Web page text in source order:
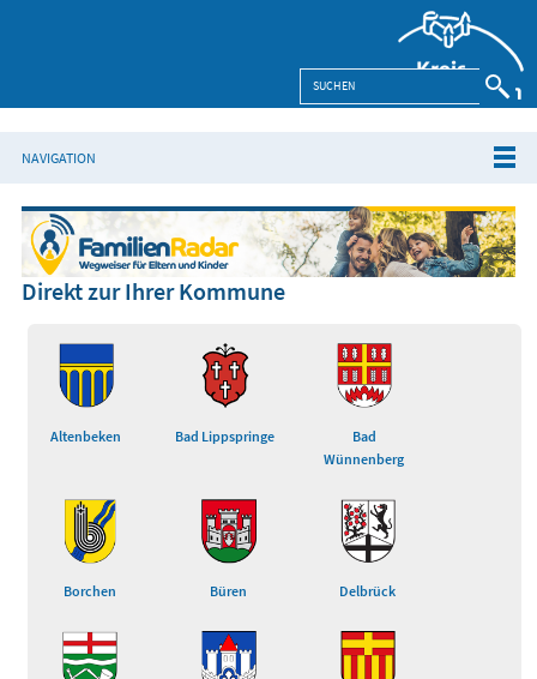
NAVIGATION
Direkt zur Ihrer Kommune
Altenbeken Bad Lippspringe
Bad
Wünnenberg
Borchen Büren Delbrück